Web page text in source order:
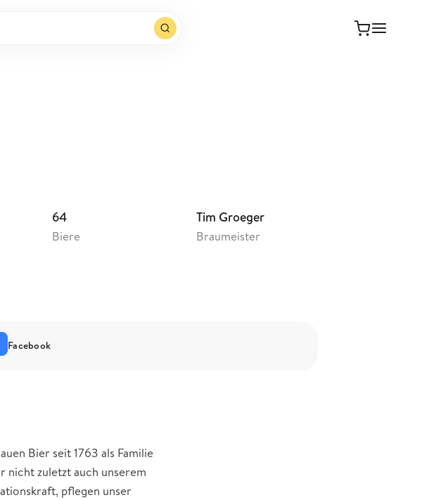
Webseite öffnen
64
Biere
Tim Groeger
Braumeister
Facebook
Bier seit 1763 als Familie
nicht zuletzt auch unserem
pflegen unser